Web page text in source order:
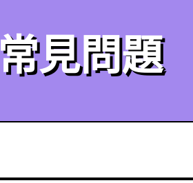
常見問題